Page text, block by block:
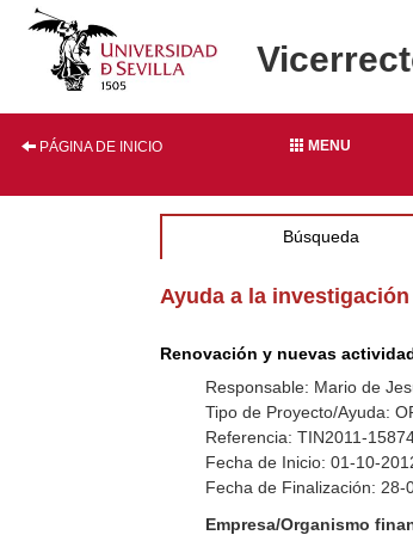
PÁGINA DE INICIO MENU
Búsqueda
Ayuda a la investigación
Renovación y nuevas
Responsable: Mario de
Tipo de Proyecto/Ayuda:
Referencia: TIN2011-
Fecha de Inicio: 01-10-
Fecha de Finalización: 28-
Empresa/Organismo